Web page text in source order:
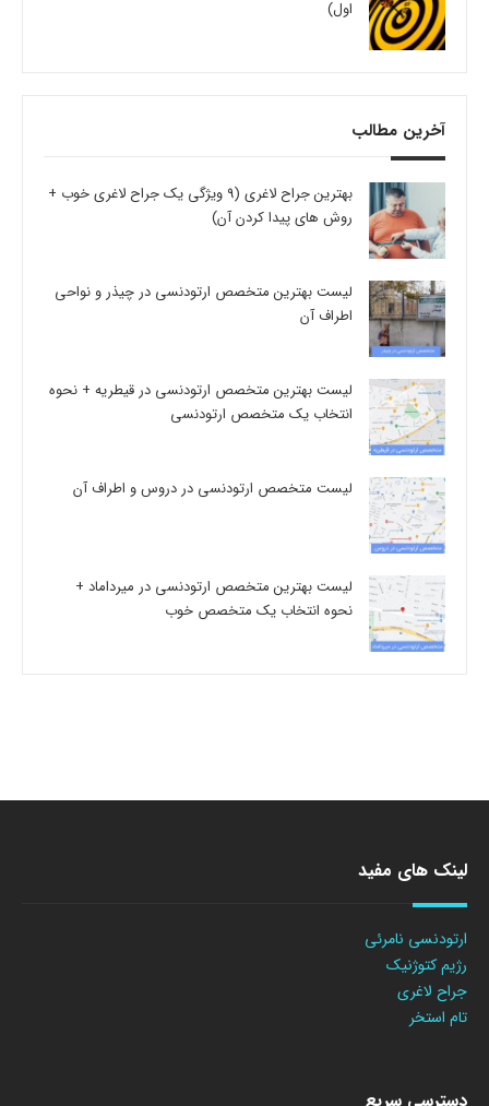
اول)
آخرین مطالب
بهترین جراح لاغری (9 ویژگی یک جراح لاغری خوب +
روش های پیدا کردن آن)
لیست بهترین متخصص ارتودنسی در چیذر و نواحی
اطراف آن
لیست بهترین متخصص ارتودنسی در قیطریه + نحوه
انتخاب یک متخصص ارتودنسی
لیست متخصص ارتودنسی در دروس و اطراف آن
لیست بهترین متخصص ارتودنسی در میرداماد +
نحوه انتخاب یک متخصص خوب
لینک های مفید
ارتودنسی نامرئی
رژیم کتوژنیک
جراح لاغری
تام استخر